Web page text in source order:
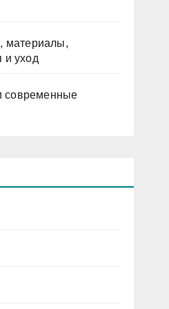
материалы,
и уход
современные